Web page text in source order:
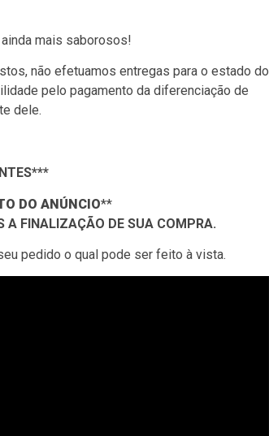
mais saborosos!
não efetuamos entregas para o estado do
pelo pagamento da diferenciação de
dele.
DO ANÚNCIO**
A FINALIZAÇÃO DE SUA COMPRA.
pedido o qual pode ser feito à vista.